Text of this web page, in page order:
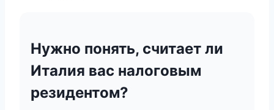
Нужно понять, считает ли
Италия вас налоговым
резидентом?